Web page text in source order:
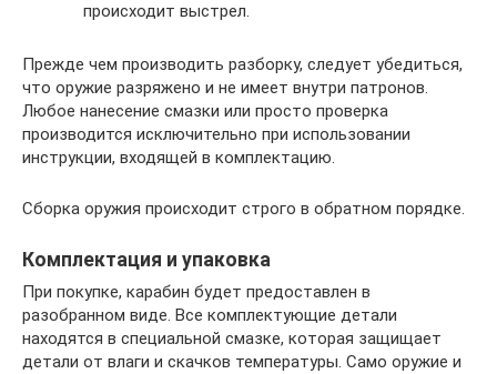
происходит выстрел.
Прежде чем производить разборку, следует убедиться,
что оружие разряжено и не имеет внутри патронов.
Любое нанесение смазки или просто проверка
производится исключительно при использовании
инструкции, входящей в комплектацию.
Сборка оружия происходит строго в обратном порядке.
Комплектация и упаковка
При покупке, карабин будет предоставлен в
разобранном виде. Все комплектующие детали
находятся в специальной смазке, которая защищает
детали от влаги и скачков температуры. Само оружие и